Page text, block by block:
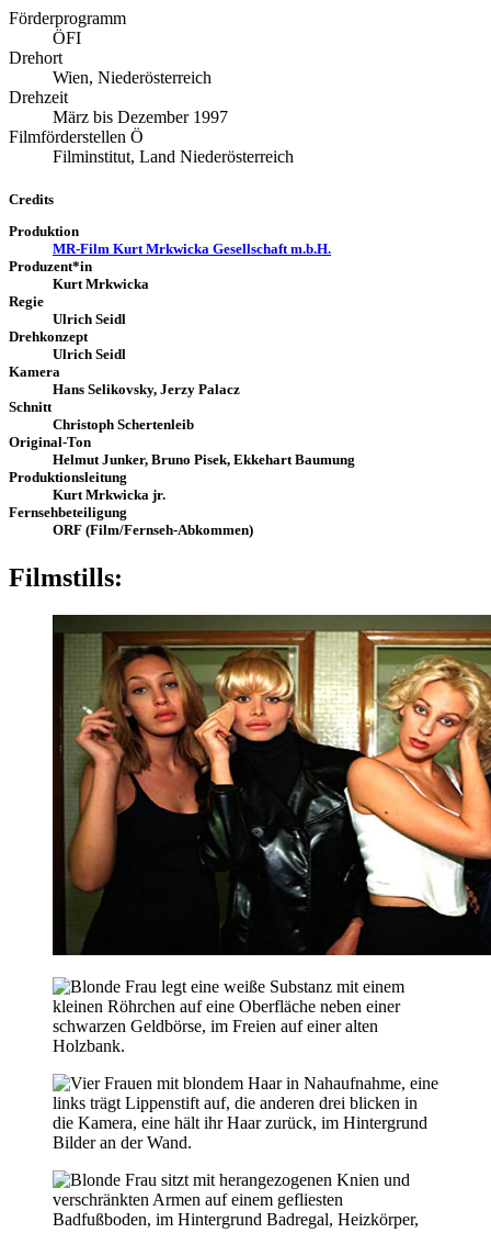
Förderprogramm
ÖFI
Drehort
Wien, Niederösterreich
Drehzeit
März bis Dezember 1997
Filmförderstellen Ö
Filminstitut, Land Niederösterreich
Credits
Produktion
MR-Film Kurt Mrkwicka Gesellschaft m.b.H.
Produzent*in
Kurt Mrkwicka
Regie
Ulrich Seidl
Drehkonzept
Ulrich Seidl
Kamera
Hans Selikovsky, Jerzy Palacz
Schnitt
Christoph Schertenleib
Original-Ton
Helmut Junker, Bruno Pisek, Ekkehart Baumung
Produktionsleitung
Kurt Mrkwicka jr.
Fernsehbeteiligung
ORF (Film/Fernseh-Abkommen)
Filmstills: